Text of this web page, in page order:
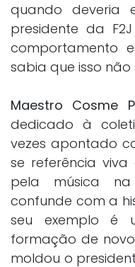
quando deveria
presidente da
comportamento
sabia que isso não
Maestro Cosme
dedicado à
vezes apontado
se referência
pela música
confunde com a
seu exemplo é
formação de
moldou o